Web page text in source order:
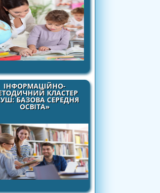
ІНФОРМАЦІЙНО-
КЛАСТЕР
БАЗОВА СЕРЕДНЯ
ОСВІТА»